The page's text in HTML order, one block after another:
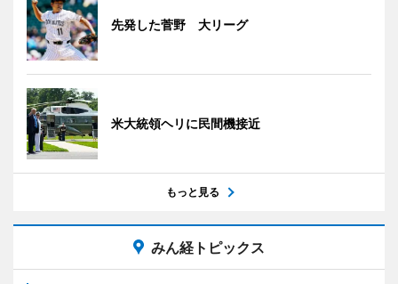
先発した菅野 大リーグ
米大統領ヘリに民間機接近
もっと見る
みん経トピックス